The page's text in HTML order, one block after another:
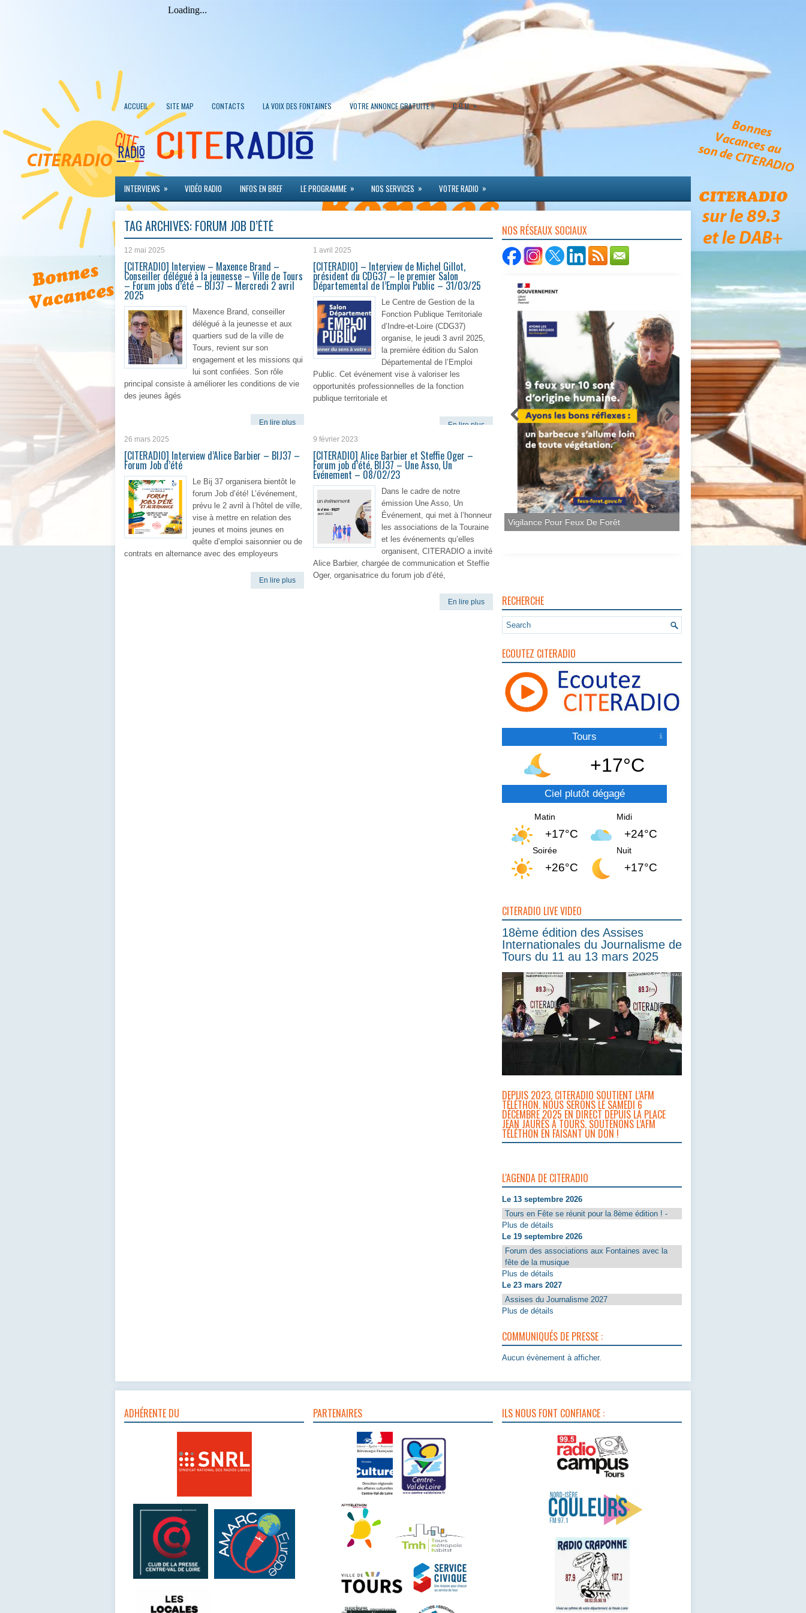
ACCUEIL SITE MAP CONTACTS LA VOIX DES FONTAINES VOTRE ANNONCE GRATUITE !! C.G.U. »
INTERVIEWS » VIDÉO RADIO INFOS EN BREF LE PROGRAMME » NOS SERVICES » VOTRE RADIO »
TAG ARCHIVES: FORUM JOB D’ÉTÉ
12 mai 2025
[CITERADIO] Interview – Maxence Brand –
Conseiller délégué à la jeunesse – Ville de Tours
– Forum jobs d’été – BIJ37 – Mercredi 2 avril
2025
Maxence Brand, conseiller
délégué à la jeunesse et aux
quartiers sud de la ville de
Tours, revient sur son
engagement et les missions qui
lui sont confiées. Son rôle
principal consiste à améliorer les conditions de vie
des jeunes âgés
En lire plus
1 avril 2025
[CITERADIO] – Interview de Michel Gillot,
président du CDG37 – le premier Salon
Départemental de l’Emploi Public – 31/03/25
Le Centre de Gestion de la
Fonction Publique Territoriale
d’Indre-et-Loire (CDG37)
organise, le jeudi 3 avril 2025,
la première édition du Salon
Départemental de l’Emploi
Public. Cet événement vise à valoriser les
opportunités professionnelles de la fonction
publique territoriale et
En lire plus
26 mars 2025
[CITERADIO] Interview d’Alice Barbier – BIJ37 –
Forum Job d’été
Le Bij 37 organisera bientôt le
forum Job d’été! L’événement,
prévu le 2 avril à l’hôtel de ville,
vise à mettre en relation des
jeunes et moins jeunes en
quête d’emploi saisonnier ou de
contrats en alternance avec des employeurs
En lire plus
9 février 2023
[CITERADIO] Alice Barbier et Steffie Oger –
Forum job d’été, BIJ37 – Une Asso, Un
Evénement – 08/02/23
Dans le cadre de notre
émission Une Asso, Un
Événement, qui met à l’honneur
les associations de la Touraine
et les événements qu’elles
organisent, CITERADIO a invité
Alice Barbier, chargée de communication et Steffie
Oger, organisatrice du forum job d’été,
En lire plus
NOS RÉSEAUX SOCIAUX
Vigilance Pour Feux De Forêt
RECHERCHE
ECOUTEZ CITERADIO
Tours
+17°C
Ciel plutôt dégagé
Matin
+17°C
Midi
+24°C
Soirée
+26°C
Nuit
+17°C
CITERADIO LIVE VIDEO
18ème édition des Assises
Internationales du Journalisme de
Tours du 11 au 13 mars 2025
DEPUIS 2023, CITERADIO SOUTIENT L’AFM
TÉLÉTHON. NOUS SERONS LE SAMEDI 6
DÉCEMBRE 2025 EN DIRECT DEPUIS LA PLACE
JEAN JAURÈS À TOURS. SOUTENONS L’AFM
TÉLÉTHON EN FAISANT UN DON !
L'AGENDA DE CITERADIO
Le 13 septembre 2026
Tours en Fête se réunit pour la 8ème édition ! -
Plus de détails
Le 19 septembre 2026
Forum des associations aux Fontaines avec la
fête de la musique
Plus de détails
Le 23 mars 2027
Assises du Journalisme 2027
Plus de détails
COMMUNIQUÉS DE PRESSE :
Aucun évènement à afficher.
ADHÉRENTE DU PARTENAIRES ILS NOUS FONT CONFIANCE :